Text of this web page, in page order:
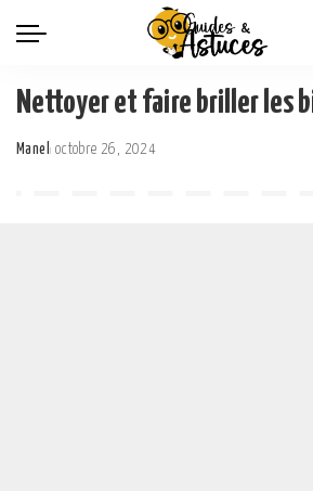
Nettoyer et faire briller les
Manel octobre 26, 2024